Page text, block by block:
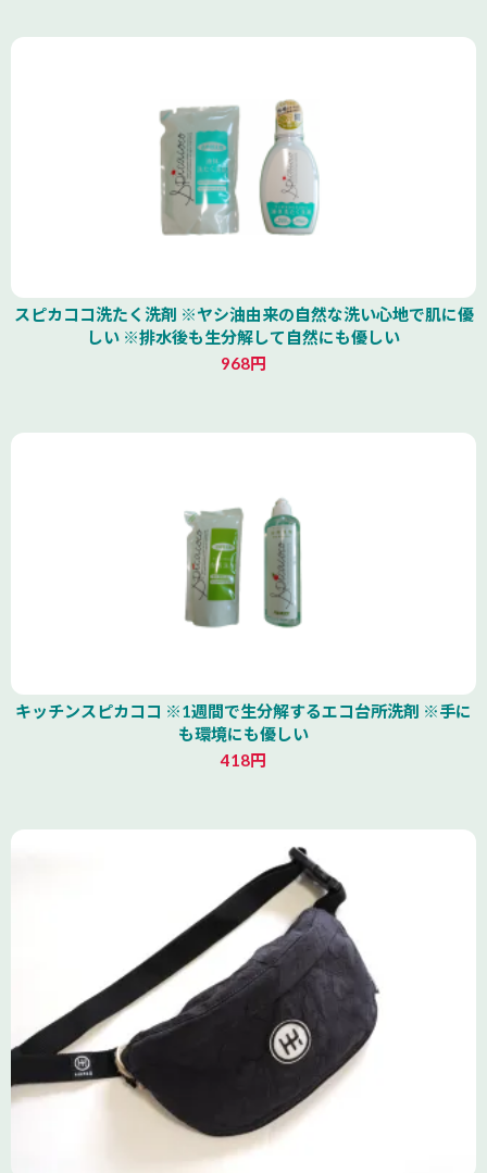
スピカココ洗たく洗剤 ※ヤシ油由来の自然な洗い心地で肌に優
しい ※排水後も生分解して自然にも優しい
968円
キッチンスピカココ ※1週間で生分解するエコ台所洗剤 ※手に
も環境にも優しい
418円